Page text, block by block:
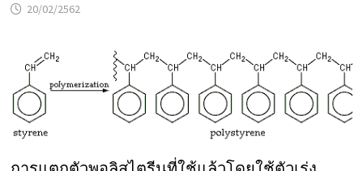
20/02/2562